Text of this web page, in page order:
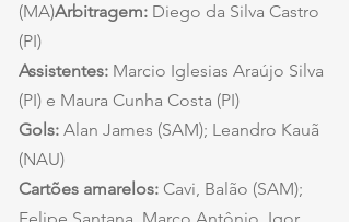
(MA)Arbitragem: Diego da Silva Castro
(PI)
Assistentes: Marcio Iglesias Araújo Silva
(PI) e Maura Cunha Costa (PI)
Gols: Alan James (SAM); Leandro Kauã
(NAU)
Cartões amarelos: Cavi, Balão (SAM);